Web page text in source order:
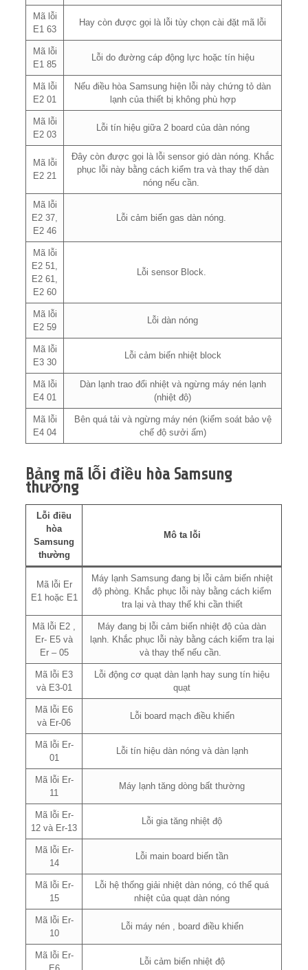
Mã lỗi
E1 63
Hay còn được gọi là lỗi tùy chọn cài đặt mã lỗi
Mã lỗi
E1 85
Lỗi do đường cáp động lực hoặc tín hiệu
Mã lỗi
E2 01
Nếu điều hòa Samsung hiện lỗi này chứng tỏ dàn
lạnh của thiết bị không phù hợp
Mã lỗi
E2 03
Lỗi tín hiệu giữa 2 board của dàn nóng
Mã lỗi
E2 21
Đây còn được gọi là lỗi sensor gió dàn nóng. Khắc
phục lỗi này bằng cách kiểm tra và thay thế dàn
nóng nếu cần.
Mã lỗi
E2 37,
E2 46
Lỗi cảm biến gas dàn nóng.
Mã lỗi
E2 51,
E2 61,
E2 60
Lỗi sensor Block.
Mã lỗi
E2 59
Lỗi dàn nóng
Mã lỗi
E3 30
Lỗi cảm biến nhiệt block
Mã lỗi
E4 01
Dàn lạnh trao đổi nhiệt và ngừng máy nén lạnh
(nhiệt độ)
Mã lỗi
E4 04
Bên quá tải và ngừng máy nén (kiểm soát bảo vệ
chế độ sưởi ấm)
Bảng mã lỗi điều hòa Samsung
thường
Lỗi điều
hòa
Samsung
thường
Mô ta lỗi
Mã lỗi Er
E1 hoặc E1
Máy lạnh Samsung đang bị lỗi cảm biến nhiệt
độ phòng. Khắc phục lỗi này bằng cách kiểm
tra lại và thay thế khi cần thiết
Mã lỗi E2 ,
Er- E5 và
Er – 05
Máy đang bị lỗi cảm biến nhiệt độ của dàn
lạnh. Khắc phục lỗi này bằng cách kiểm tra lại
và thay thế nếu cần.
Mã lỗi E3
và E3-01
Lỗi động cơ quạt dàn lạnh hay sung tín hiệu
quạt
Mã lỗi E6
và Er-06
Lỗi board mạch điều khiển
Mã lỗi Er-
01
Lỗi tín hiệu dàn nóng và dàn lạnh
Mã lỗi Er-
11
Máy lạnh tăng dòng bất thường
Mã lỗi Er-
12 và Er-13
Lỗi gia tăng nhiệt độ
Mã lỗi Er-
14
Lỗi main board biến tần
Mã lỗi Er-
15
Lỗi hệ thống giải nhiệt dàn nóng, có thể quá
nhiệt của quạt dàn nóng
Mã lỗi Er-
10
Lỗi máy nén , board điều khiển
Mã lỗi Er-
Lỗi cảm biến nhiệt độ